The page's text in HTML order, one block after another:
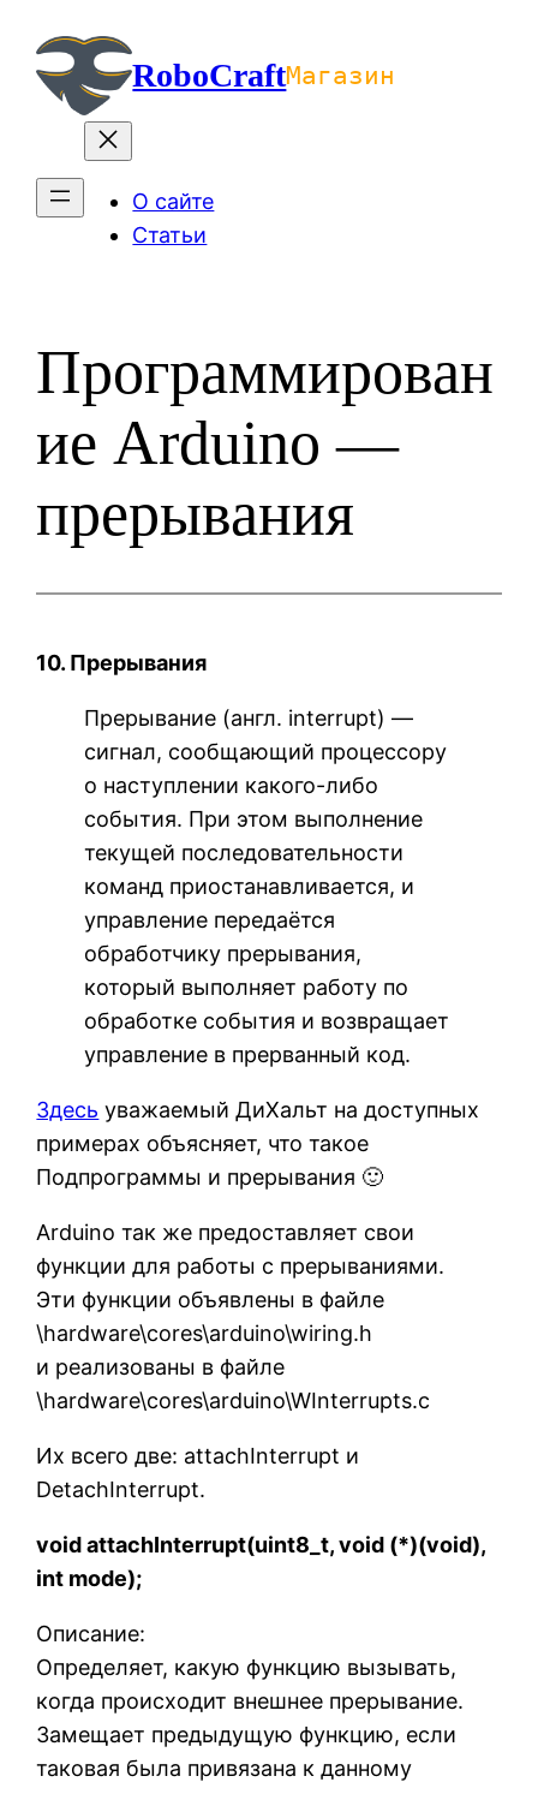
содержимомуRoboCraftМагазин
О сайте
Статьи
Программирован
ие Arduino —
прерывания
10. Прерывания
Прерывание (англ. interrupt) —
сигнал, сообщающий процессору
о наступлении какого-либо
события. При этом выполнение
текущей последовательности
команд приостанавливается, и
управление передаётся
обработчику прерывания,
который выполняет работу по
обработке события и возвращает
управление в прерванный код.
Здесь уважаемый ДиХальт на доступных
примерах объясняет, что такое
Подпрограммы и прерывания 🙂
Arduino так же предоставляет свои
функции для работы с прерываниями.
Эти функции объявлены в файле
\hardware\cores\arduino\wiring.h
и реализованы в файле
\hardware\cores\arduino\WInterrupts.c
Их всего две: attachInterrupt и
DetachInterrupt.
void attachInterrupt(uint8_t, void (*)(void),
int mode);
Описание:
Определяет, какую функцию вызывать,
когда происходит внешнее прерывание.
Замещает предыдущую функцию, если
таковая была привязана к данному